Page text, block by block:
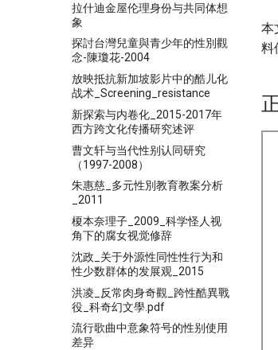
拉什迪金屋伦理身份与共同体想
象
探討台灣兒童與青少年的性別觀
念-陳瓊花-2004
放映抵抗新加坡影片中的酷儿化
战术_Screening_resistance
新探索与内卷化_2015-2017年
西方跨文化传播研究述评
曹文轩与当代性别认同研究
（1997-2008）
朱惠慈_多元性別教育教案分析
_2011
榎本奈理子_2009_科学怪人视
角下的腐女视觉修辞
沈政_关于外源性同性性行为和
性少数群体的发展观_2015
洪凌_反常肉身奇觀_跨性酷異戰
役_科奇幻文學.pdf
流行歌曲中意象符号的性别使用
差异
本
料